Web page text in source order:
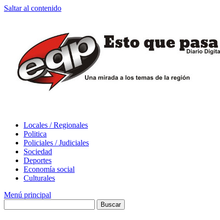
Saltar al contenido
Locales / Regionales
Politica
Policiales / Judiciales
Sociedad
Deportes
Economía social
Culturales
Menú principal